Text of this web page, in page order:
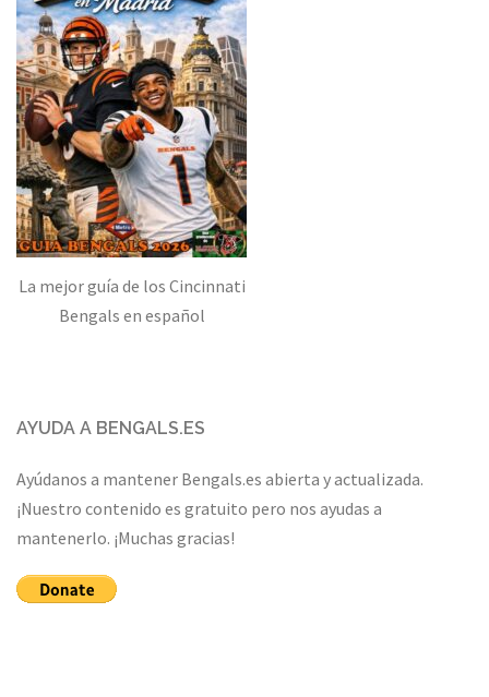
La mejor guía de los Cincinnati
Bengals en español
AYUDA A BENGALS.ES
Ayúdanos a mantener Bengals.es abierta y actualizada.
¡Nuestro contenido es gratuito pero nos ayudas a
mantenerlo. ¡Muchas gracias!